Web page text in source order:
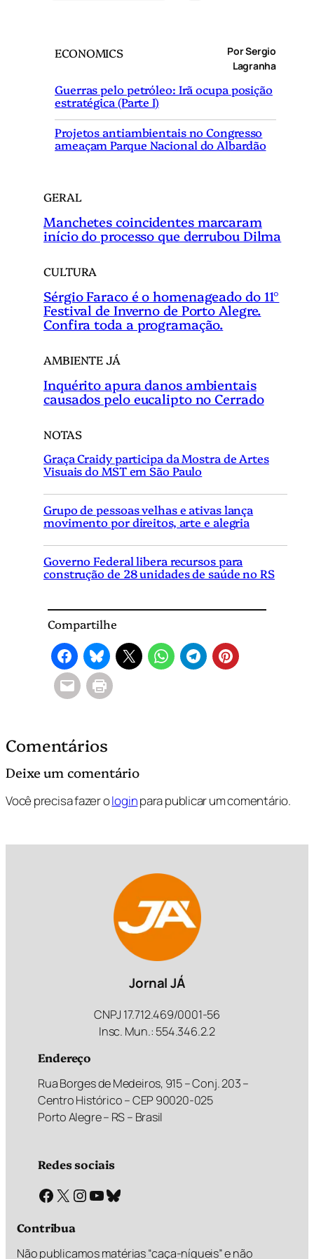
e
ECONOMICS
Por Sergio
Lagranha
Guerras pelo petróleo: Irã ocupa posição
estratégica (Parte I)
Projetos antiambientais no Congresso
ameaçam Parque Nacional do Albardão
GERAL
Manchetes coincidentes marcaram
início do processo que derrubou Dilma
CULTURA
Sérgio Faraco é o homenageado do 11°
Festival de Inverno de Porto Alegre.
Confira toda a programação.
AMBIENTE JÁ
Inquérito apura danos ambientais
causados pelo eucalipto no Cerrado
NOTAS
Graça Craidy participa da Mostra de Artes
Visuais do MST em São Paulo
Grupo de pessoas velhas e ativas lança
movimento por direitos, arte e alegria
Governo Federal libera recursos para
construção de 28 unidades de saúde no RS
Compartilhe
Comentários
Deixe um comentário
Você precisa fazer ologinpara publicar um comentário.
Jornal JÁ
CNPJ 17.712.469/0001-56
Insc. Mun.: 554.346.2.2
Endereço
Rua Borges de Medeiros, 915 – Conj. 203 –
Centro Histórico – CEP 90020-025
Porto Alegre – RS – Brasil
Redes sociais
Facebook X Instagram Youtube Bluesky
Contribua
Não publicamos matérias “caça-níqueis” e não